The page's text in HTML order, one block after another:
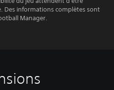
Des informations complètes sont
Manager.